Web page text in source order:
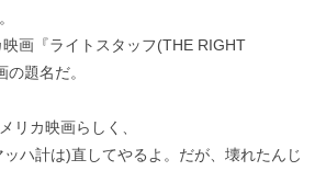
画『ライトスタッフ(THE RIGHT
題名だ。
リカ映画らしく、
ッハ計は)直してやるよ。だが、壊れたんじ